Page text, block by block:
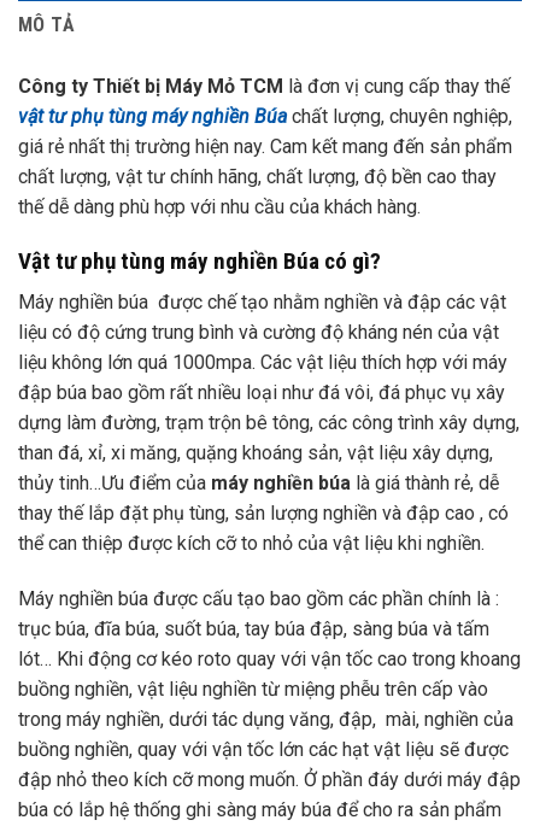
MÔ TẢ
Công ty Thiết bị Máy Mỏ TCM là đơn vị cung cấp thay thế
vật tư phụ tùng máy nghiền Búachất lượng, chuyên nghiệp,
giá rẻ nhất thị trường hiện nay. Cam kết mang đến sản phẩm
chất lượng, vật tư chính hãng, chất lượng, độ bền cao thay
thế dễ dàng phù hợp với nhu cầu của khách hàng.
Vật tư phụ tùng máy nghiền Búa có gì?
Máy nghiền búa được chế tạo nhằm nghiền và đập các vật
liệu có độ cứng trung bình và cường độ kháng nén của vật
liệu không lớn quá 1000mpa. Các vật liệu thích hợp với máy
đập búa bao gồm rất nhiều loại như đá vôi, đá phục vụ xây
dựng làm đường, trạm trộn bê tông, các công trình xây dựng,
than đá, xỉ, xi măng, quặng khoáng sản, vật liệu xây dựng,
thủy tinh…Ưu điểm của máy nghiền búa là giá thành rẻ, dễ
thay thế lắp đặt phụ tùng, sản lượng nghiền và đập cao , có
thể can thiệp được kích cỡ to nhỏ của vật liệu khi nghiền.
Máy nghiền búa được cấu tạo bao gồm các phần chính là :
trục búa, đĩa búa, suốt búa, tay búa đập, sàng búa và tấm
lót… Khi động cơ kéo roto quay với vận tốc cao trong khoang
buồng nghiền, vật liệu nghiền từ miệng phễu trên cấp vào
trong máy nghiền, dưới tác dụng văng, đập, mài, nghiền của
buồng nghiền, quay với vận tốc lớn các hạt vật liệu sẽ được
đập nhỏ theo kích cỡ mong muốn. Ở phần đáy dưới máy đập
búa có lắp hệ thống ghi sàng máy búa để cho ra sản phẩm